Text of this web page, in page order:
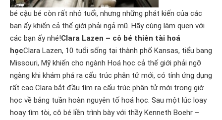
bé cậu bé còn rất nhỏ tuổi, nhưng những phát kiến của các
bạn ấy khiến cả thế giới phải ngả mũ. Hãy cùng làm quen với
các bạn ấy nhé!Clara Lazen – cô bé thiên tài hoá
họcClara Lazen, 10 tuổi sống tại thành phố Kansas, tiểu bang
Missouri, Mỹ khiến cho ngành Hoá học cả thế giới phải ngỡ
ngàng khi khám phá ra cấu trúc phân tử mới, có tính ứng dụng
rất cao.Clara bắt đầu tìm ra cấu trúc phân tử mới trong giờ
học về bảng tuần hoàn nguyên tố hoá học. Sau một lúc loay
hoay tìm tòi, cô bé liền trình bày với thầy Kenneth Boehr –